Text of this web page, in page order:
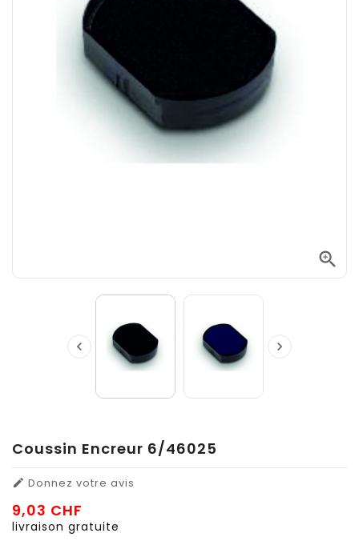

 
Coussin Encreur 6/46025
 Donnez votre avis
9,03 CHF
livraison gratuite